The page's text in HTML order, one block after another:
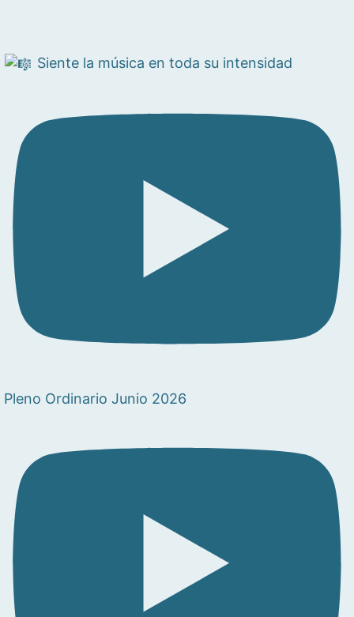
Siente la música en toda su intensidad
Pleno Ordinario Junio 2026